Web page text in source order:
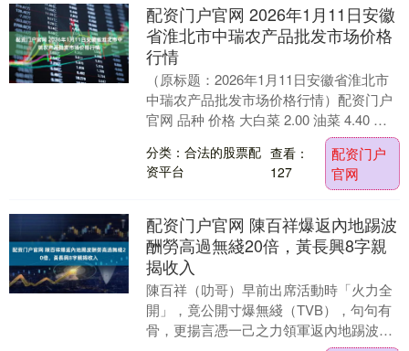
配资门户官网 2026年1月11日安徽
省淮北市中瑞农产品批发市场价格
行情
（原标题：2026年1月11日安徽省淮北市
中瑞农产品批发市场价格行情）配资门户
官网 品种 价格 大白菜 2.00 油菜 4.40 生
分类：合法的股票配
资平台
查看：
127
配资门户
官网
配资门户官网 陳百祥爆返內地踢波
酬勞高過無綫20倍，黃長興8字親
揭收入
陳百祥（叻哥）早前出席活動時「火力全
開」，竟公開寸爆無綫（TVB），句句有
骨，更揚言憑一己之力領軍返內地踢波帶